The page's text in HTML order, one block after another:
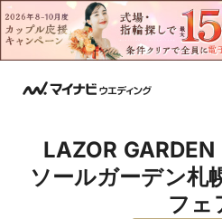
LAZOR
ソールガーデン札
フェ